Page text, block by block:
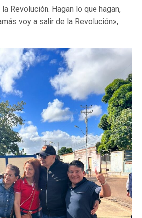
Revolución. Hagan lo que hagan,
voy a salir de la Revolución»,